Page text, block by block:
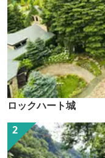
ロックハート城